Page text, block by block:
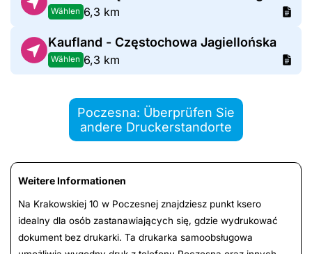
Wählen 6,3 km
Kaufland - Częstochowa Jagiellońska
Wählen 6,3 km
Poczesna: Überprüfen Sie
andere Druckerstandorte
Weitere Informationen
Na Krakowskiej 10 w Poczesnej znajdziesz punkt ksero
idealny dla osób zastanawiających się, gdzie wydrukować
dokument bez drukarki. Ta drukarka samoobsługowa